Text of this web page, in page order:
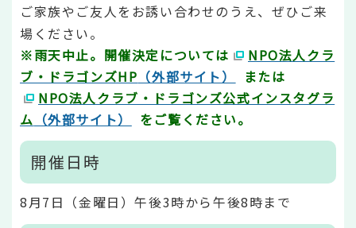
ご家族やご友人をお誘い合わせのうえ、ぜひご来
場ください。
※雨天中止。開催決定については
NPO法人クラ
ブ・ドラゴンズHP （外部サイト）
または
NPO法人クラブ・ドラゴンズ公式インスタグラ
ム （外部サイト） をご覧ください。
開催日時
8月7日（金曜日）午後3時から午後8時まで